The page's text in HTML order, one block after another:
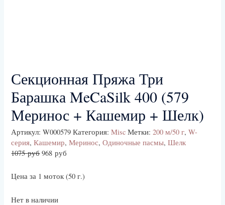
Секционная Пряжа Три
Барашка MeCaSilk 400 (579
Меринос + Кашемир + Шелк)
Артикул:W000579 Категория:Misc Метки:200 м/50 г,W-
серия,Кашемир,Меринос,Одиночные пасмы,Шелк
1075руб 968руб
Цена за 1 моток (50 г.)
Нет в наличии